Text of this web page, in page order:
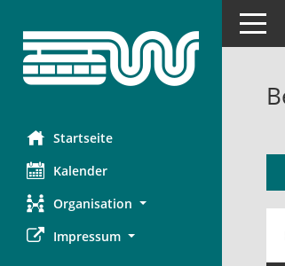
Startseite
Kalender
Organisation
Impressum
Toggle